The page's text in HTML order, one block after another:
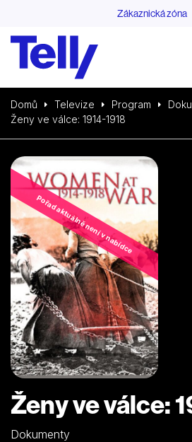
Zákaznická zóna
Domů Televize Program
Ženy ve válce: 1914-1918
Pořad aktuálně není v nabídce
Ženy ve válce:
Dokumenty